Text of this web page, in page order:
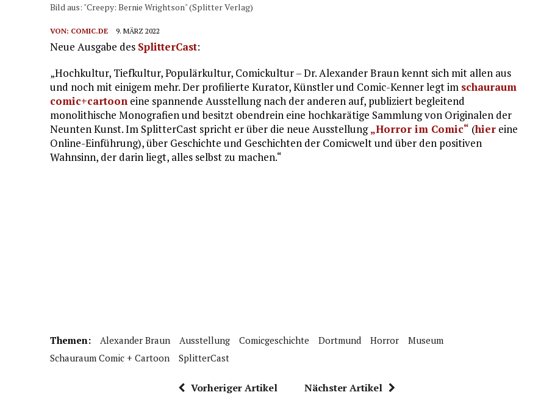
Bild aus: "Creepy: Bernie Wrightson" (Splitter Verlag)
VON: COMIC.DE 9. MÄRZ 2022
Neue Ausgabe des SplitterCast:
„Hochkultur, Tiefkultur, Populärkultur, Comickultur – Dr. Alexander Braun kennt sich mit allen aus
und noch mit einigem mehr. Der profilierte Kurator, Künstler und Comic-Kenner legt im schauraum
comic+cartoon eine spannende Ausstellung nach der anderen auf, publiziert begleitend
monolithische Monografien und besitzt obendrein eine hochkarätige Sammlung von Originalen der
Neunten Kunst. Im SplitterCast spricht er über die neue Ausstellung„Horror im Comic“ (hier eine
Online-Einführung), über Geschichte und Geschichten der Comicwelt und über den positiven
Wahnsinn, der darin liegt, alles selbst zu machen.“
Themen: Alexander Braun Ausstellung Comicgeschichte Dortmund Horror
Museum
Schauraum Comic + Cartoon
SplitterCast
Vorheriger Artikel Nächster Artikel